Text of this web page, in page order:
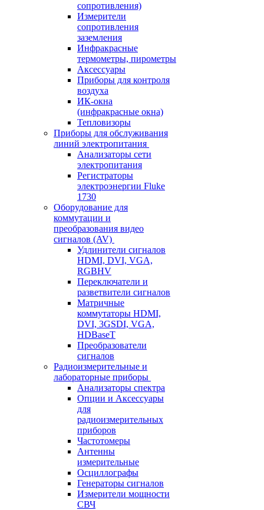
сопротивления)
Измерители
сопротивления
заземления
Инфракрасные
термометры, пирометры
Аксессуары
Приборы для контроля
воздуха
ИК-окна
(инфракрасные окна)
Тепловизоры
Приборы для обслуживания
линий электропитания
Анализаторы сети
электропитания
Регистраторы
электроэнергии Fluke
1730
Оборудование для
коммутации и
преобразования видео
сигналов (AV)
Удлинители сигналов
HDMI, DVI, VGA,
RGBHV
Переключатели и
разветвители сигналов
Матричные
коммутаторы HDMI,
DVI, 3GSDI, VGA,
HDBaseT
Преобразователи
сигналов
Радиоизмерительные и
лабораторные приборы
Анализаторы спектра
Опции и Аксессуары
для
радиоизмерительных
приборов
Частотомеры
Антенны
измерительные
Осциллографы
Генераторы сигналов
Измерители мощности
СВЧ